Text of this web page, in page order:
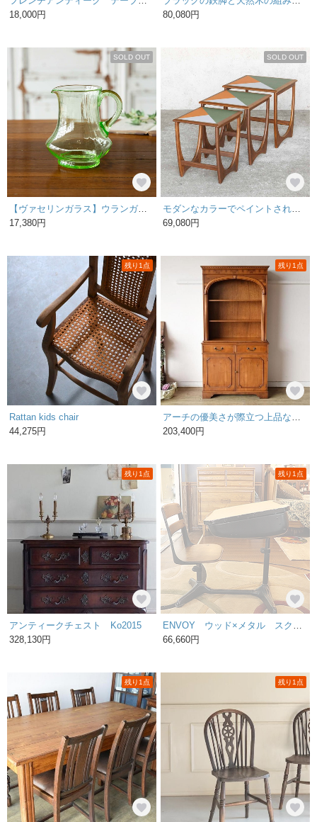
18,000円
80,080円
SOLD OUT
【ヴァセリンガラス】ウランガラスが緑色に輝く スマートなシルエットのジャグ 2000018009659
17,380円
SOLD OUT
69,080円
残り1点
Rattan kids chair
44,275円
残り1点
203,400円
残り1点
アンティークチェスト Ko2015
328,130円
残り1点
66,660円
残り1点 残り1点